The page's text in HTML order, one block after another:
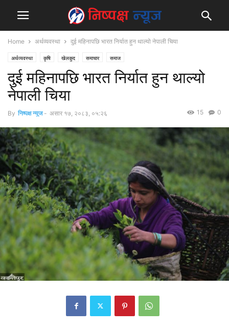
Home अर्थव्यवस्था दुई महिनापछि भारत निर्यात हुन थाल्यो नेपाली चिया
अर्थव्यवस्था कृषि खेलकुद समाचार समाज
दुई महिनापछि भारत निर्यात हुन थाल्यो
नेपाली चिया
By निष्पक्ष न्युज - असार १७, २०८३, ०५:२६ 0
15